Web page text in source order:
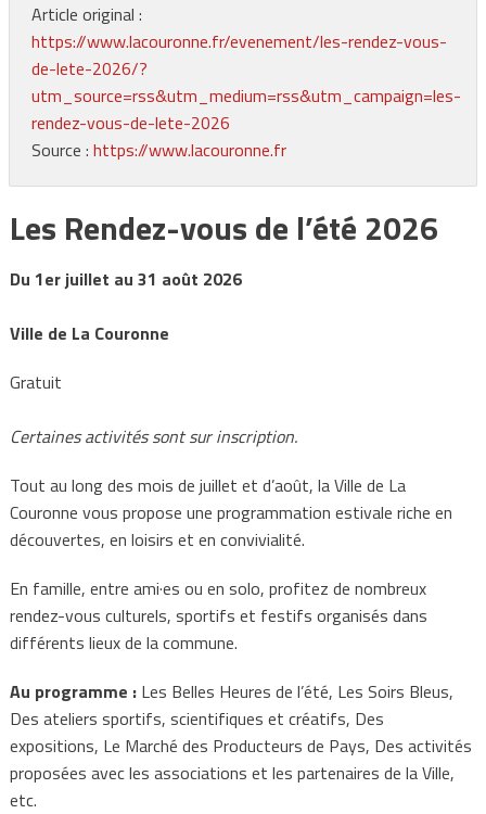
Article original :
https://www.lacouronne.fr/evenement/les-rendez-vous-
de-lete-2026/?
utm_source=rss&utm_medium=rss&utm_campaign=les-
rendez-vous-de-lete-2026
Source : https://www.lacouronne.fr
Les Rendez-vous de l’été 2026
Du 1er juillet au 31 août 2026
Ville de La Couronne
Gratuit
Certaines activités sont sur inscription.
Tout au long des mois de juillet et d’août, la Ville de La
Couronne vous propose une programmation estivale riche en
découvertes, en loisirs et en convivialité.
En famille, entre ami·es ou en solo, profitez de nombreux
rendez-vous culturels, sportifs et festifs organisés dans
différents lieux de la commune.
Au programme :Les Belles Heures de l’été, Les Soirs Bleus,
Des ateliers sportifs, scientifiques et créatifs, Des
expositions, Le Marché des Producteurs de Pays, Des activités
proposées avec les associations et les partenaires de la Ville,
etc.